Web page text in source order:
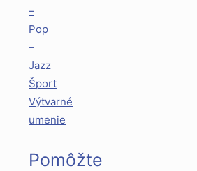
–
Pop
–
Jazz
Šport
Výtvarné
umenie
Pomôžte